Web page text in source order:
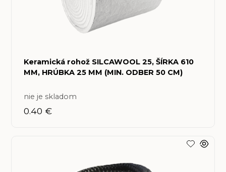
Keramická rohož SILCAWOOL 25, ŠÍRKA 610
MM, HRÚBKA 25 MM (MIN. ODBER 50 CM)
nie je skladom
0.40 €